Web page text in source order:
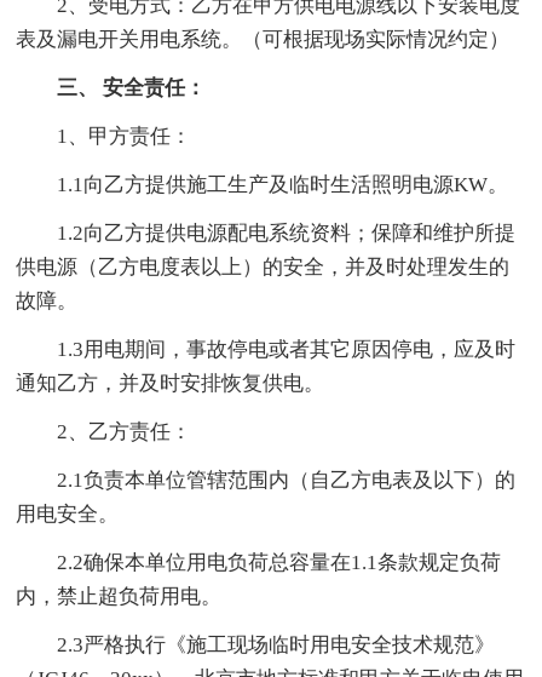
2、受电方式：乙方在甲方供电电源线以下安装电度
表及漏电开关用电系统。（可根据现场实际情况约定）
三、 安全责任：
1、甲方责任：
1.1向乙方提供施工生产及临时生活照明电源KW。
1.2向乙方提供电源配电系统资料；保障和维护所提
供电源（乙方电度表以上）的安全，并及时处理发生的
故障。
1.3用电期间，事故停电或者其它原因停电，应及时
通知乙方，并及时安排恢复供电。
2、乙方责任：
2.1负责本单位管辖范围内（自乙方电表及以下）的
用电安全。
2.2确保本单位用电负荷总容量在1.1条款规定负荷
内，禁止超负荷用电。
2.3严格执行《施工现场临时用电安全技术规范》